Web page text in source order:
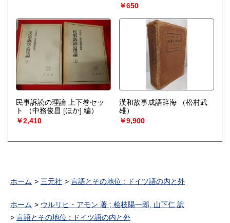
￥650
民事訴訟の理論 上下巻セッ
ト
（中務俊昌 [ほか] 編）
￥2,410
漢和故事成語辞海
（松村武
雄）
￥9,900
ホーム 三元社 言語とその地位 : ドイツ語の内と外
ホーム
ウルリヒ・アモン 著 ; 桧枝陽一郎, 山下仁 訳
言語とその地位 : ドイツ語の内と外